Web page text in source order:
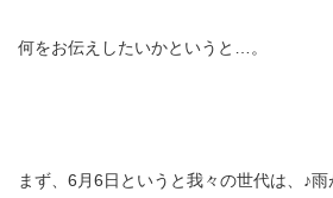
何をお伝えしたいかというと…。
まず、6月6日というと我々の世代は、♪